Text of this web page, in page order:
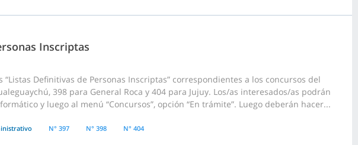
Inscriptas
Definitivas de Personas Inscriptas” correspondientes a los concursos del
398 para General Roca y 404 para Jujuy. Los/as interesados/as podrán
y luego al menú “Concursos”, opción “En trámite”. Luego deberán hacer...
N° 397 N° 398 N° 404